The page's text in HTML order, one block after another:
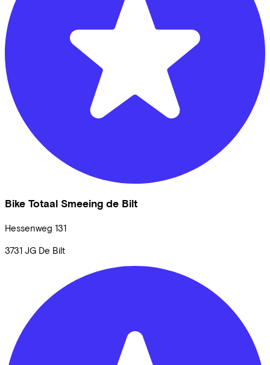
Bike Totaal Smeeing de Bilt
Hessenweg 131
3731 JG De Bilt